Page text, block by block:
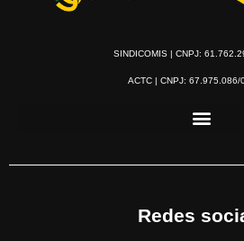
SINDICOMIS | CNPJ:
ACTC | CNPJ: 67.975.086/
Redes